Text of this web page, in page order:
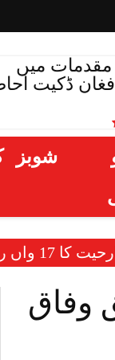
میں
ڈکیت
شوبز
وفاق